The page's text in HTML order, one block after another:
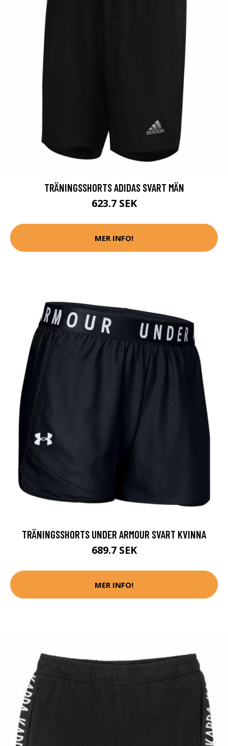
TRÄNINGSSHORTS ADIDAS SVART MÄN
623.7 SEK
MER INFO!
TRÄNINGSSHORTS UNDER ARMOUR SVART KVINNA
689.7 SEK
MER INFO!